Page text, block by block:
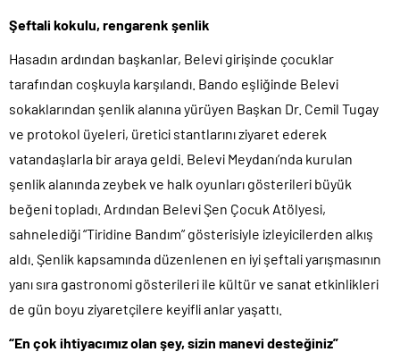
Şeftali kokulu, rengarenk şenlik
Hasadın ardından başkanlar, Belevi girişinde çocuklar
tarafından coşkuyla karşılandı. Bando eşliğinde Belevi
sokaklarından şenlik alanına yürüyen Başkan Dr. Cemil Tugay
ve protokol üyeleri, üretici stantlarını ziyaret ederek
vatandaşlarla bir araya geldi. Belevi Meydanı’nda kurulan
şenlik alanında zeybek ve halk oyunları gösterileri büyük
beğeni topladı. Ardından Belevi Şen Çocuk Atölyesi,
sahnelediği “Tiridine Bandım” gösterisiyle izleyicilerden alkış
aldı. Şenlik kapsamında düzenlenen en iyi şeftali yarışmasının
yanı sıra gastronomi gösterileri ile kültür ve sanat etkinlikleri
de gün boyu ziyaretçilere keyifli anlar yaşattı.
“En çok ihtiyacımız olan şey, sizin manevi desteğiniz”